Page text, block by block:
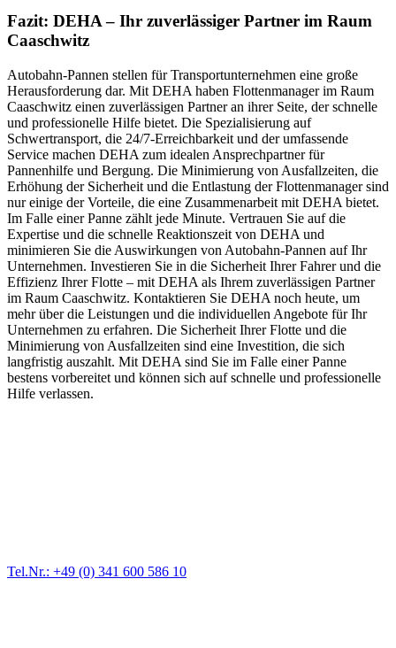
Fazit: DEHA – Ihr zuverlässiger Partner im Raum
Caaschwitz
Autobahn-Pannen stellen für Transportunternehmen eine große
Herausforderung dar. Mit DEHA haben Flottenmanager im Raum
Caaschwitz einen zuverlässigen Partner an ihrer Seite, der schnelle
und professionelle Hilfe bietet. Die Spezialisierung auf
Schwertransport, die 24/7-Erreichbarkeit und der umfassende
Service machen DEHA zum idealen Ansprechpartner für
Pannenhilfe und Bergung. Die Minimierung von Ausfallzeiten, die
Erhöhung der Sicherheit und die Entlastung der Flottenmanager sind
nur einige der Vorteile, die eine Zusammenarbeit mit DEHA bietet.
Im Falle einer Panne zählt jede Minute. Vertrauen Sie auf die
Expertise und die schnelle Reaktionszeit von DEHA und
minimieren Sie die Auswirkungen von Autobahn-Pannen auf Ihr
Unternehmen. Investieren Sie in die Sicherheit Ihrer Fahrer und die
Effizienz Ihrer Flotte – mit DEHA als Ihrem zuverlässigen Partner
im Raum Caaschwitz. Kontaktieren Sie DEHA noch heute, um
mehr über die Leistungen und die individuellen Angebote für Ihr
Unternehmen zu erfahren. Die Sicherheit Ihrer Flotte und die
Minimierung von Ausfallzeiten sind eine Investition, die sich
langfristig auszahlt. Mit DEHA sind Sie im Falle einer Panne
bestens vorbereitet und können sich auf schnelle und professionelle
Hilfe verlassen.
Tel.Nr.: +49 (0) 341 600 586 10